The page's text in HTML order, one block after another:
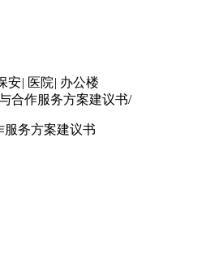
安| 医院| 办公楼
合作服务方案建议书/
服务方案建议书